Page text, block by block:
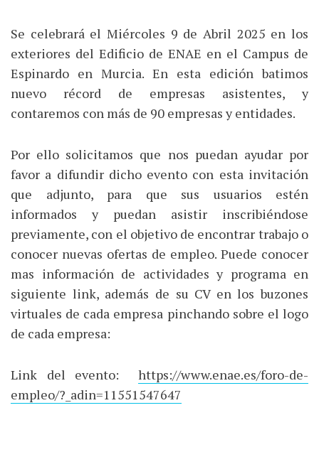
Se celebrará el Miércoles 9 de Abril 2025 en los
exteriores del Edificio de ENAE en el Campus de
Espinardo en Murcia. En esta edición batimos
nuevo récord de empresas asistentes, y
contaremos con más de 90 empresas y entidades.
Por ello solicitamos que nos puedan ayudar por
favor a difundir dicho evento con esta invitación
que adjunto, para que sus usuarios estén
informados y puedan asistir inscribiéndose
previamente, con el objetivo de encontrar trabajo o
conocer nuevas ofertas de empleo. Puede conocer
mas información de actividades y programa en
siguiente link, además de su CV en los buzones
virtuales de cada empresa pinchando sobre el logo
de cada empresa:
Link del evento: https://www.enae.es/foro-de-
empleo/?_adin=11551547647